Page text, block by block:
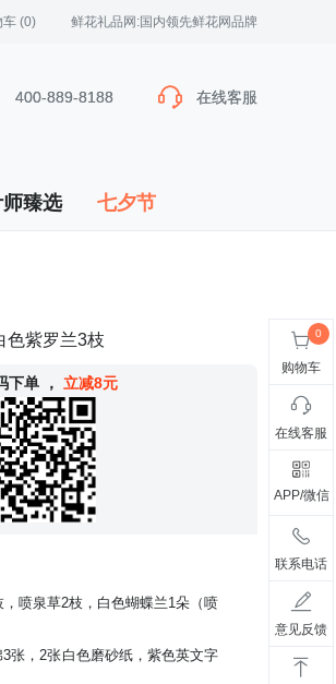
车 (0) 鲜花礼品网:国内领先鲜花网品牌
400-889-8188 在线客服
400-889-8188 在线客服
臻选 七夕节
色紫罗兰3枝
下单 ， 立减8元
喷泉草2枝，白色蝴蝶兰1朵（喷
张，2张白色磨砂纸，紫色英文字
购物车
在线客服
APP/微信
联系电话
意见反馈